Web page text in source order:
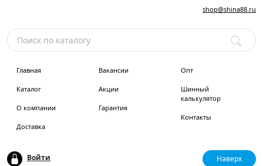
shop@shina88.ru
Главная
Каталог
О компании
Доставка
Вакансии
Акции
Гарантия
Опт
Шинный
калькулятор
Контакты
Войти Наверх